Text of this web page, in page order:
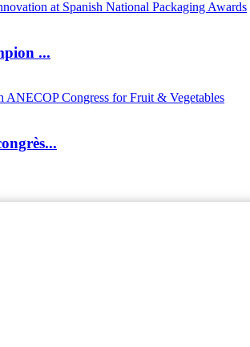
...
in...
; LSE : IPC) est le leader mondial des